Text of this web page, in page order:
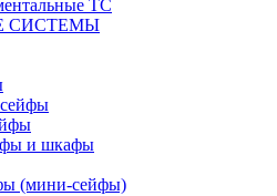
ТС
СИСТЕМЫ
и шкафы
(мини-сейфы)